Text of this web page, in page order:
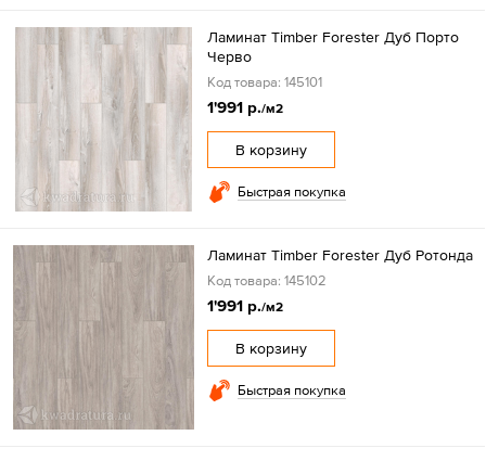
Ламинат Timber Forester Дуб Порто
Черво
Код товара: 145101
1'991 р./м2
В корзину
Быстрая покупка
Ламинат Timber Forester Дуб Ротонда
Код товара: 145102
1'991 р./м2
В корзину
Быстрая покупка